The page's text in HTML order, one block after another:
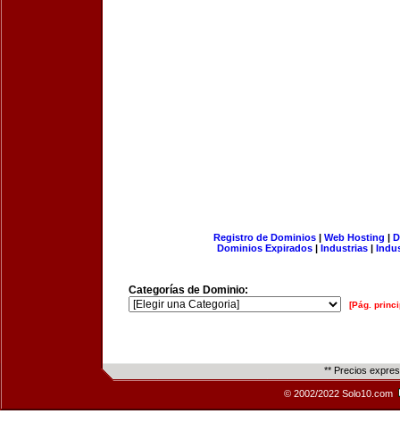
Registro de Dominios| Web Hosting |
Dominios Expirados | Industrias |
Categorías de Dominio:
[Pág.
** Precios
© 2002/2022 Solo10.com